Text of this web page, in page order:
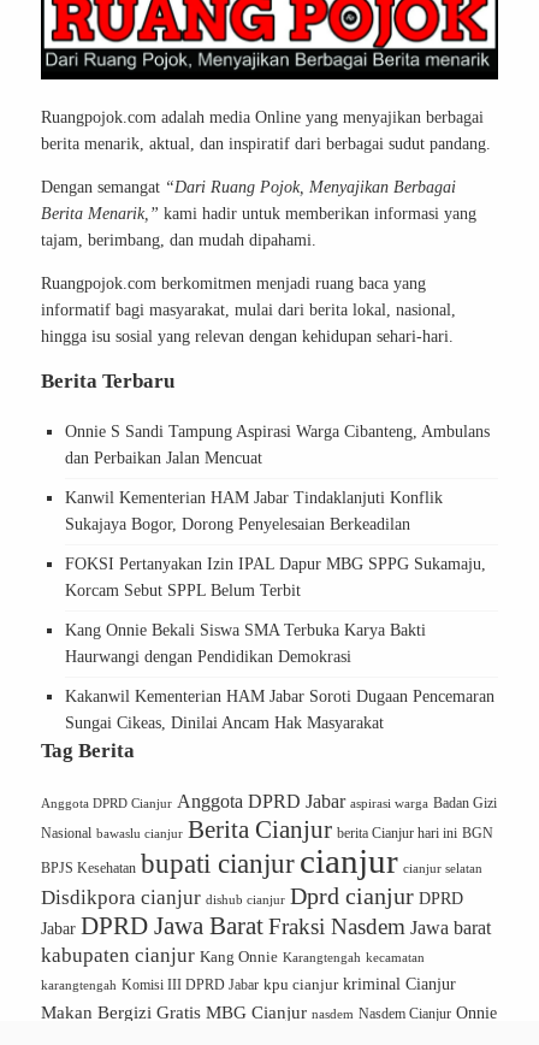
Ruangpojok.com adalah media Online yang menyajikan berbagai
berita menarik, aktual, dan inspiratif dari berbagai sudut pandang.
Dengan semangat “Dari Ruang Pojok, Menyajikan Berbagai
Berita Menarik,” kami hadir untuk memberikan informasi yang
tajam, berimbang, dan mudah dipahami.
Ruangpojok.com berkomitmen menjadi ruang baca yang
informatif bagi masyarakat, mulai dari berita lokal, nasional,
hingga isu sosial yang relevan dengan kehidupan sehari-hari.
Berita Terbaru
Onnie S Sandi Tampung Aspirasi Warga Cibanteng, Ambulans
dan Perbaikan Jalan Mencuat
Kanwil Kementerian HAM Jabar Tindaklanjuti Konflik
Sukajaya Bogor, Dorong Penyelesaian Berkeadilan
FOKSI Pertanyakan Izin IPAL Dapur MBG SPPG Sukamaju,
Korcam Sebut SPPL Belum Terbit
Kang Onnie Bekali Siswa SMA Terbuka Karya Bakti
Haurwangi dengan Pendidikan Demokrasi
Kakanwil Kementerian HAM Jabar Soroti Dugaan Pencemaran
Sungai Cikeas, Dinilai Ancam Hak Masyarakat
Tag Berita
Anggota DPRD Cianjur Anggota DPRD Jabar aspirasi warga Badan Gizi
Nasional bawaslu cianjur Berita Cianjur berita Cianjur hari ini BGN
BPJS Kesehatan bupati cianjur cianjur cianjur selatan
Disdikpora cianjur dishub cianjur Dprd cianjur DPRD
Jabar DPRD Jawa BaratFraksi Nasdem Jawa barat
kabupaten cianjur Kang Onnie Karangtengah kecamatan
karangtengah Komisi III DPRD Jabar kpu cianjur kriminal Cianjur
Makan Bergizi Gratis MBG Cianjur nasdem Nasdem Cianjur Onnie